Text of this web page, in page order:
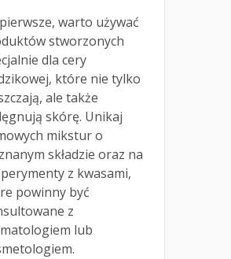
warto używać
stworzonych
dla cery
które nie tylko
ale także
skórę. Unikaj
mikstur o
składzie oraz na
z kwasami,
powinny być
z
lub